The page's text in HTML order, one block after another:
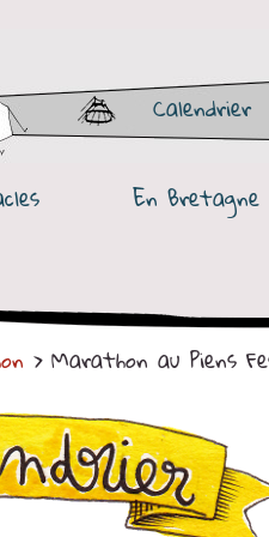
Calendrier
En Bretagne
> Marathon au Piens